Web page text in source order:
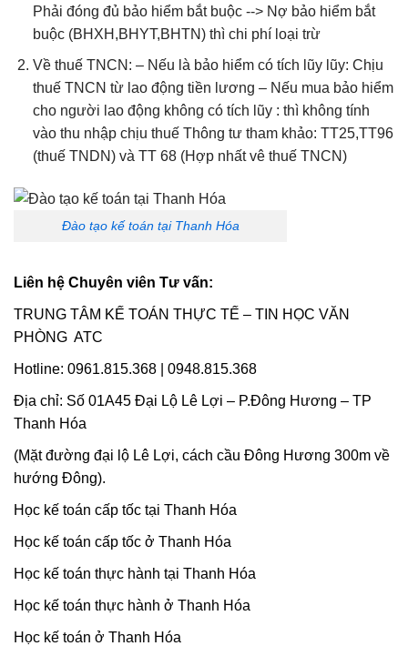
Phải đóng đủ bảo hiểm bắt buộc --> Nợ bảo hiểm bắt
buộc (BHXH,BHYT,BHTN) thì chi phí loại trừ
Về thuế TNCN: – Nếu là bảo hiểm có tích lũy lũy: Chịu
thuế TNCN từ lao động tiền lương – Nếu mua bảo hiểm
cho người lao động không có tích lũy : thì không tính
vào thu nhập chịu thuế Thông tư tham khảo: TT25,TT96
(thuế TNDN) và TT 68 (Hợp nhất vê thuế TNCN)
Đào tạo kế toán tại Thanh Hóa
Liên hệ Chuyên viên Tư vấn:
TRUNG TÂM KẾ TOÁN THỰC TẾ – TIN HỌC VĂN
PHÒNG ATC
Hotline: 0961.815.368 | 0948.815.368
Địa chỉ: Số 01A45 Đại Lộ Lê Lợi – P.Đông Hương – TP
Thanh Hóa
(Mặt đường đại lộ Lê Lợi, cách cầu Đông Hương 300m về
hướng Đông).
Học kế toán cấp tốc tại Thanh Hóa
Học kế toán cấp tốc ở Thanh Hóa
Học kế toán thực hành tại Thanh Hóa
Học kế toán thực hành ở Thanh Hóa
Học kế toán ở Thanh Hóa